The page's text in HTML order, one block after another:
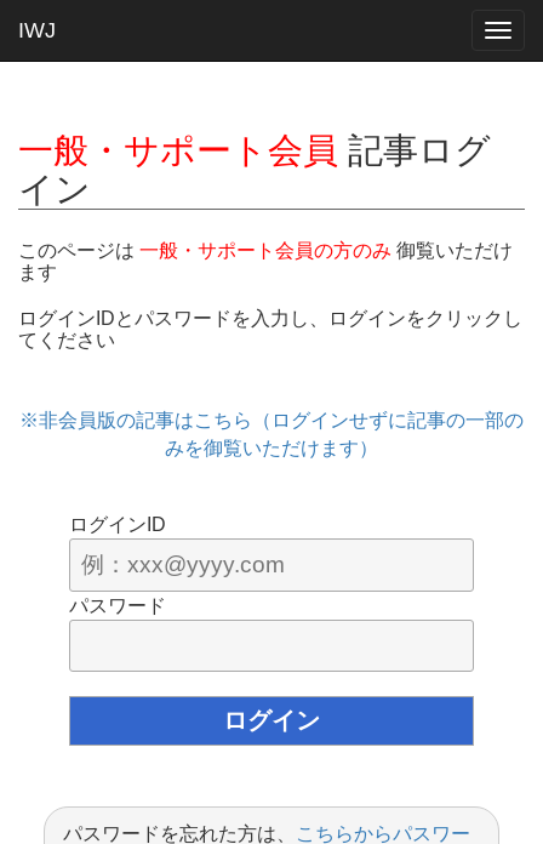
IWJ
一般・サポート会員 記事ログ
イン
このページは 一般・サポート会員の方のみ 御覧いただけ
ます
ログインIDとパスワードを入力し、ログインをクリックし
てください
※非会員版の記事はこちら（ログインせずに記事の一部の
みを御覧いただけます）
ログインID
パスワード
パスワードを忘れた方は、
こちらからパスワー